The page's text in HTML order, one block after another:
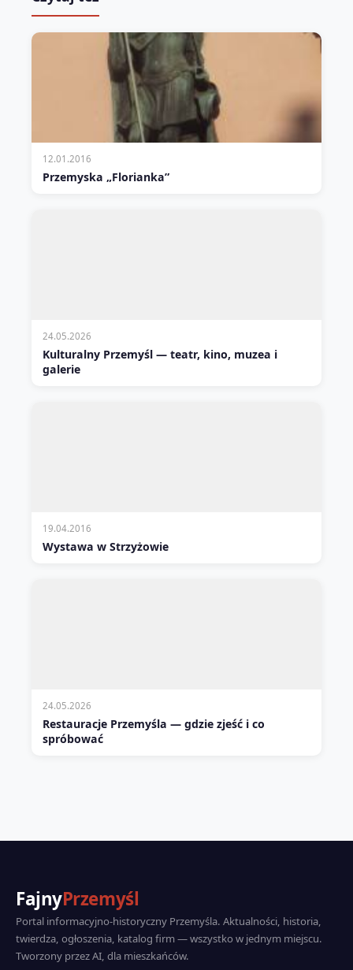
12.01.2016
Przemyska „Florianka”
24.05.2026
Kulturalny Przemyśl — teatr, kino, muzea i
galerie
19.04.2016
Wystawa w Strzyżowie
24.05.2026
Restauracje Przemyśla — gdzie zjeść i co
spróbować
FajnyPrzemyśl
Portal informacyjno-historyczny Przemyśla. Aktualności, historia,
twierdza, ogłoszenia, katalog firm — wszystko w jednym miejscu.
Tworzony przez AI, dla mieszkańców.